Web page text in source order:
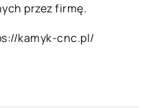
przez firmę.
kamyk-cnc.pl/